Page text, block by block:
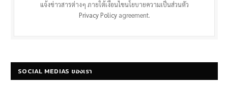
แจ้งข่าวสารต่างๆ ภายใต้เงื่อนไขนโยบายความเป็นส่วนตัว
Privacy Policyagreement.
SOCIAL MEDIAS ของเรา